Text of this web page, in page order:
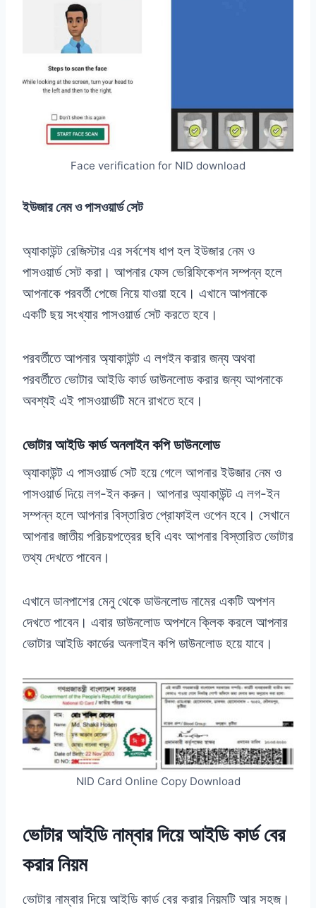
Face verification for NID download
ইউজার নেম ও পাসওয়ার্ড সেট
অ্যাকাউন্ট রেজিস্টার এর সর্বশেষ ধাপ হল ইউজার নেম ও
পাসওয়ার্ড সেট করা। আপনার ফেস ভেরিফিকেশন সম্পন্ন হলে
আপনাকে পরবর্তী পেজে নিয়ে যাওয়া হবে। এখানে আপনাকে
একটি ছয় সংখ্যার পাসওয়ার্ড সেট করতে হবে।
পরবর্তীতে আপনার অ্যাকাউন্ট এ লগইন করার জন্য অথবা
পরবর্তীতে ভোটার আইডি কার্ড ডাউনলোড করার জন্য আপনাকে
অবশ্যই এই পাসওয়ার্ডটি মনে রাখতে হবে।
ভোটার আইডি কার্ড অনলাইন কপি ডাউনলোড
অ্যাকাউন্ট এ পাসওয়ার্ড সেট হয়ে গেলে আপনার ইউজার নেম ও
পাসওয়ার্ড দিয়ে লগ-ইন করুন। আপনার অ্যাকাউন্ট এ লগ-ইন
সম্পন্ন হলে আপনার বিস্তারিত প্রোফাইল ওপেন হবে। সেখানে
আপনার জাতীয় পরিচয়পত্রের ছবি এবং আপনার বিস্তারিত ভোটার
তথ্য দেখতে পাবেন।
এখানে ডানপাশের মেনু থেকে ডাউনলোড নামের একটি অপশন
দেখতে পাবেন। এবার ডাউনলোড অপশনে ক্লিক করলে আপনার
ভোটার আইডি কার্ডের অনলাইন কপি ডাউনলোড হয়ে যাবে।
NID Card Online Copy Download
ভোটার আইডি নাম্বার দিয়ে আইডি কার্ড বের
করার নিয়ম
ভোটার নাম্বার দিয়ে আইডি কার্ড বের করার নিয়মটি আর সহজ।